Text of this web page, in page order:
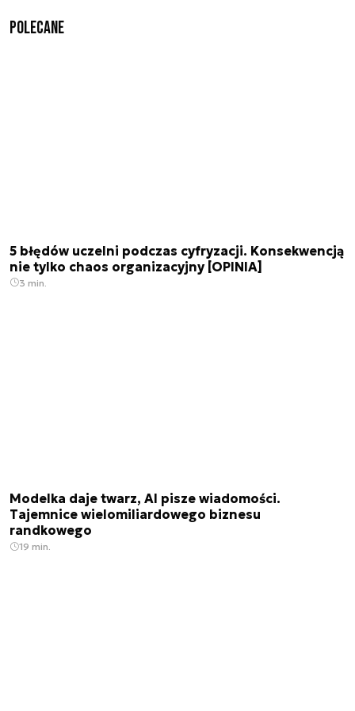
Polecane
5 błędów uczelni podczas cyfryzacji. Konsekwencją
nie tylko chaos organizacyjny [OPINIA]
3 min.
Modelka daje twarz, AI pisze wiadomości.
Tajemnice wielomiliardowego biznesu
randkowego
19 min.